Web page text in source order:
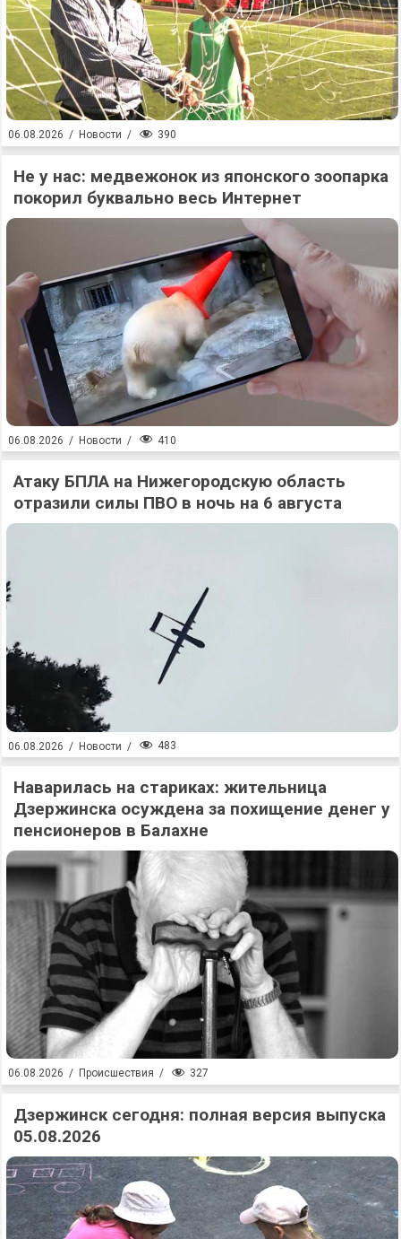
06.08.2026 / Новости / 390
Не у нас: медвежонок из японского зоопарка
покорил буквально весь Интернет
06.08.2026 / Новости / 410
Атаку БПЛА на Нижегородскую область
отразили силы ПВО в ночь на 6 августа
06.08.2026 / Новости / 483
Наварилась на стариках: жительница
Дзержинска осуждена за похищение денег у
пенсионеров в Балахне
06.08.2026 / Происшествия / 327
Дзержинск сегодня: полная версия выпуска
05.08.2026